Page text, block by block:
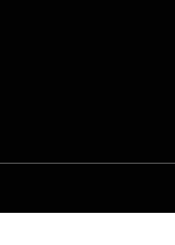
rėmas su baltu
klozetas su